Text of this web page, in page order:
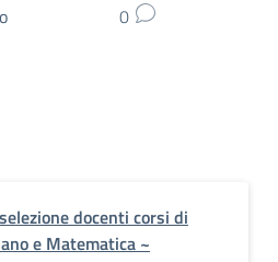
0
docenti corsi di
e Matematica ~